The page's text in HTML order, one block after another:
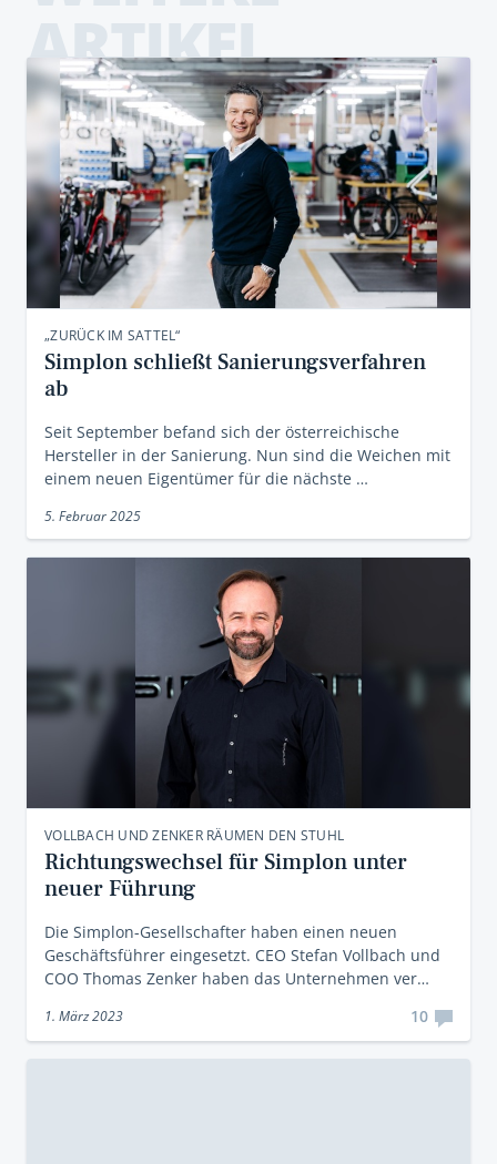
ARTIKEL
„ZURÜCK IM SATTEL“
Simplon schließt Sanierungsverfahren
ab
Seit September befand sich der österreichische
Hersteller in der Sanierung. Nun sind die Weichen mit
einem neuen Eigentümer für die nächste …
5. Februar 2025
VOLLBACH UND ZENKER RÄUMEN DEN STUHL
Richtungswechsel für Simplon unter
neuer Führung
Die Simplon-Gesellschafter haben einen neuen
Geschäftsführer eingesetzt. CEO Stefan Vollbach und
COO Thomas Zenker haben das Unternehmen ver…
1. März 2023 10